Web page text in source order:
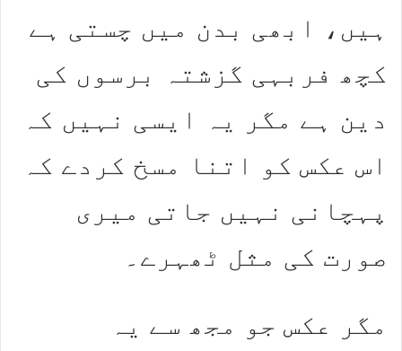
ہیں، ابھی بدن میں چستی ہے
کچھ فربہی گزشتہ برسوں کی
دین ہے مگر یہ ایسی نہیں کہ
اس عکس کو اتنا مسخ کردے کہ
پہچانی نہیں جاتی میری
صورت کی مثل ٹھہرے۔
مگر عکس جو مجھ سے یہ